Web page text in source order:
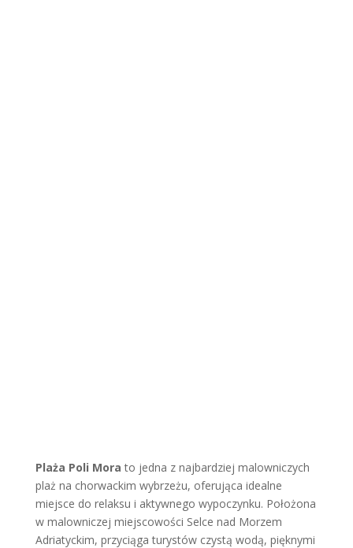
Plaża Poli Mora to jedna z najbardziej malowniczych
plaż na chorwackim wybrzeżu, oferująca idealne
miejsce do relaksu i aktywnego wypoczynku. Położona
w malowniczej miejscowości Selce nad Morzem
Adriatyckim, przyciąga turystów czystą wodą, pięknymi